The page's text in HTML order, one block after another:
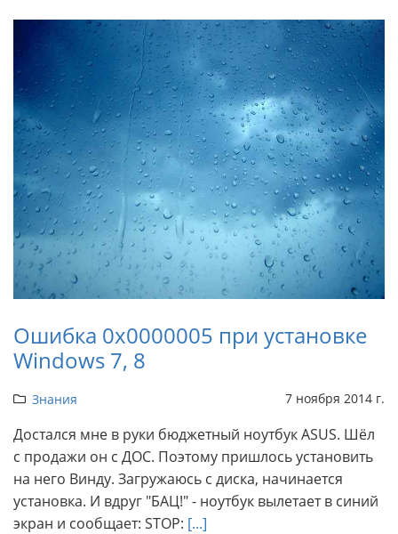
Ошибка 0x0000005 при установке
Windows 7, 8
Знания 7 ноября 2014 г.
Достался мне в руки бюджетный ноутбук ASUS. Шёл
с продажи он с ДОС. Поэтому пришлось установить
на него Винду. Загружаюсь с диска, начинается
установка. И вдруг "БАЦ!" - ноутбук вылетает в синий
экран и сообщает: STOP: [...]